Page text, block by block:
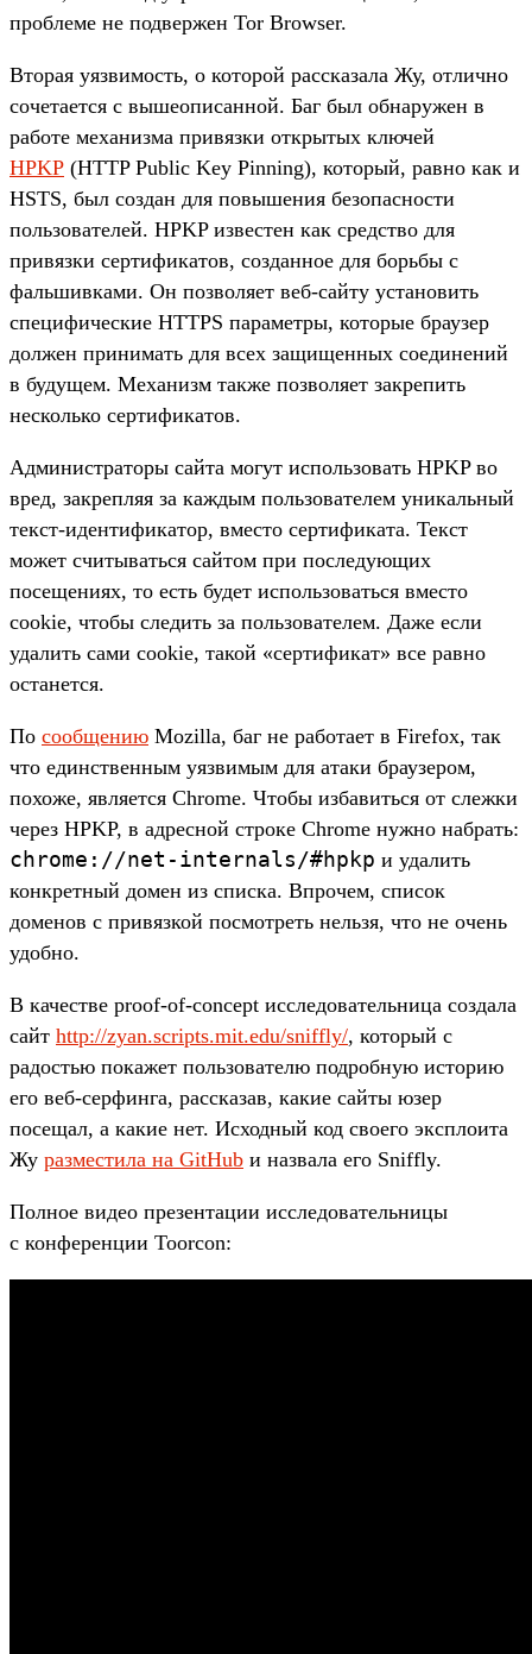
проблеме не подвержен Tor Browser.
Вторая уязвимость, о которой рассказала Жу, отлично
сочетается с вышеописанной. Баг был обнаружен в
работе механизма привязки открытых ключей
HPKP (HTTP Public Key Pinning), который, равно как и
HSTS, был создан для повышения безопасности
пользователей. HPKP известен как средство для
привязки сертификатов, созданное для борьбы с
фальшивками. Он позволяет веб-сайту установить
специфические HTTPS параметры, которые браузер
должен принимать для всех защищенных соединений
в будущем. Механизм также позволяет закрепить
несколько сертификатов.
Администраторы сайта могут использовать HPKP во
вред, закрепляя за каждым пользователем уникальный
текст-идентификатор, вместо сертификата. Текст
может считываться сайтом при последующих
посещениях, то есть будет использоваться вместо
cookie, чтобы следить за пользователем. Даже если
удалить сами cookie, такой «сертификат» все равно
останется.
По сообщению Mozilla, баг не работает в Firefox, так
что единственным уязвимым для атаки браузером,
похоже, является Chrome. Чтобы избавиться от слежки
через HPKP, в адресной строке Chrome нужно набрать:
chrome://net-internals/#hpkp и удалить
конкретный домен из списка. Впрочем, список
доменов с привязкой посмотреть нельзя, что не очень
удобно.
В качестве proof-of-concept исследовательница создала
сайт http://zyan.scripts.mit.edu/sniffly/, который с
радостью покажет пользователю подробную историю
его веб-серфинга, рассказав, какие сайты юзер
посещал, а какие нет. Исходный код своего эксплоита
Жу разместила на GitHub и назвала его Sniffly.
Полное видео презентации исследовательницы
с конференции Toorcon: